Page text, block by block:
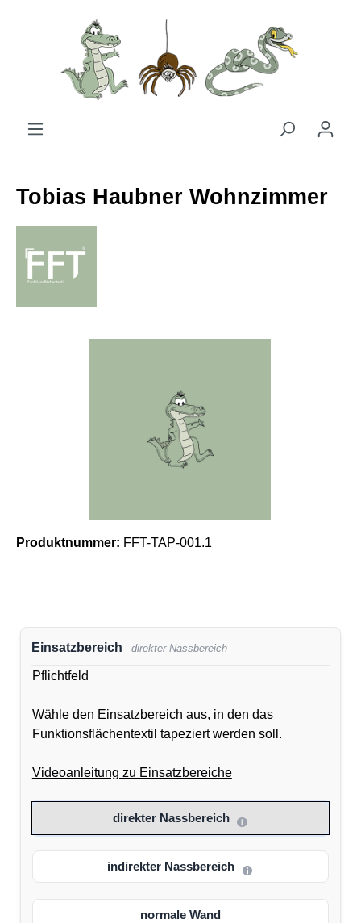
Zum Hauptinhalt springen
Tobias Haubner Wohnzimmer
Produktnummer: FFT-TAP-001.1
Einsatzbereich direkter Nassbereich
Pflichtfeld
Wähle den Einsatzbereich aus, in den das
Funktionsflächentextil tapeziert werden soll.
Videoanleitung zu Einsatzbereiche
direkter Nassbereich
indirekter Nassbereich
normale Wand